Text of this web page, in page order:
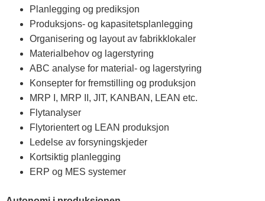
Planlegging og prediksjon
Produksjons- og kapasitetsplanlegging
Organisering og layout av fabrikklokaler
Materialbehov og lagerstyring
ABC analyse for material- og lagerstyring
Konsepter for fremstilling og produksjon
MRP I, MRP II, JIT, KANBAN, LEAN etc.
Flytanalyser
Flytorientert og LEAN produksjon
Ledelse av forsyningskjeder
Kortsiktig planlegging
ERP og MES systemer